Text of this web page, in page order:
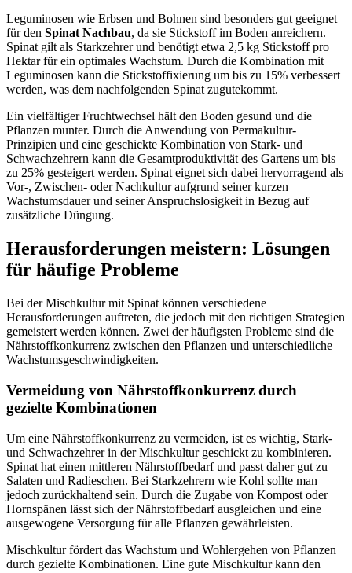
Leguminosen wie Erbsen und Bohnen sind besonders gut geeignet
für den Spinat Nachbau, da sie Stickstoff im Boden anreichern.
Spinat gilt als Starkzehrer und benötigt etwa 2,5 kg Stickstoff pro
Hektar für ein optimales Wachstum. Durch die Kombination mit
Leguminosen kann die Stickstoffixierung um bis zu 15% verbessert
werden, was dem nachfolgenden Spinat zugutekommt.
Ein vielfältiger Fruchtwechsel hält den Boden gesund und die
Pflanzen munter. Durch die Anwendung von Permakultur-
Prinzipien und eine geschickte Kombination von Stark- und
Schwachzehrern kann die Gesamtproduktivität des Gartens um bis
zu 25% gesteigert werden. Spinat eignet sich dabei hervorragend als
Vor-, Zwischen- oder Nachkultur aufgrund seiner kurzen
Wachstumsdauer und seiner Anspruchslosigkeit in Bezug auf
zusätzliche Düngung.
Herausforderungen meistern: Lösungen
für häufige Probleme
Bei der Mischkultur mit Spinat können verschiedene
Herausforderungen auftreten, die jedoch mit den richtigen Strategien
gemeistert werden können. Zwei der häufigsten Probleme sind die
Nährstoffkonkurrenz zwischen den Pflanzen und unterschiedliche
Wachstumsgeschwindigkeiten.
Vermeidung von Nährstoffkonkurrenz durch
gezielte Kombinationen
Um eine Nährstoffkonkurrenz zu vermeiden, ist es wichtig, Stark-
und Schwachzehrer in der Mischkultur geschickt zu kombinieren.
Spinat hat einen mittleren Nährstoffbedarf und passt daher gut zu
Salaten und Radieschen. Bei Starkzehrern wie Kohl sollte man
jedoch zurückhaltend sein. Durch die Zugabe von Kompost oder
Hornspänen lässt sich der Nährstoffbedarf ausgleichen und eine
ausgewogene Versorgung für alle Pflanzen gewährleisten.
Mischkultur fördert das Wachstum und Wohlergehen von Pflanzen
durch gezielte Kombinationen. Eine gute Mischkultur kann den